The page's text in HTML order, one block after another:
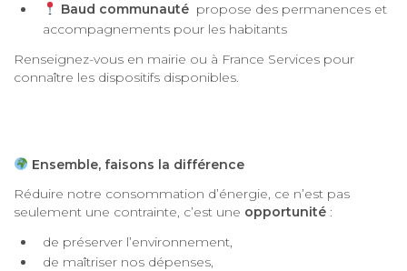
Baud communautépropose des permanences et
accompagnements pour les habitants
Renseignez-vous en mairie ou à France Services pour
connaître les dispositifs disponibles.
Ensemble, faisons la différence
Réduire notre consommation d’énergie, ce n’est pas
seulement une contrainte, c’est une opportunité :
de préserver l’environnement,
de maîtriser nos dépenses,